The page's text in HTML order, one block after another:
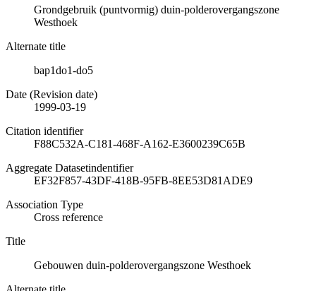
Grondgebruik (puntvormig) duin-polderovergangszone
Westhoek
Alternate title
bap1do1-do5
Date (Revision date)
1999-03-19
Citation identifier
F88C532A-C181-468F-A162-E3600239C65B
Aggregate Datasetindentifier
EF32F857-43DF-418B-95FB-8EE53D81ADE9
Association Type
Cross reference
Title
Gebouwen duin-polderovergangszone Westhoek